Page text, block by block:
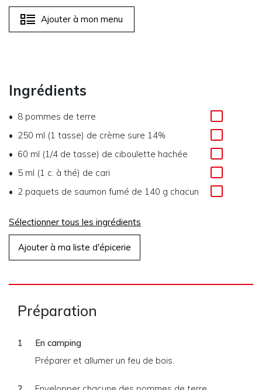
Ajouter à mon menu
Ingrédients
8 pommes de terre
250 ml (1 tasse) de crème sure 14%
60 ml (1/4 de tasse) de ciboulette hachée
5 ml (1 c. à thé) de cari
2 paquets de saumon fumé de 140 g chacun
Sélectionner tous les ingrédients
Ajouter à ma liste d'épicerie
Préparation
En camping
Préparer et allumer un feu de bois.